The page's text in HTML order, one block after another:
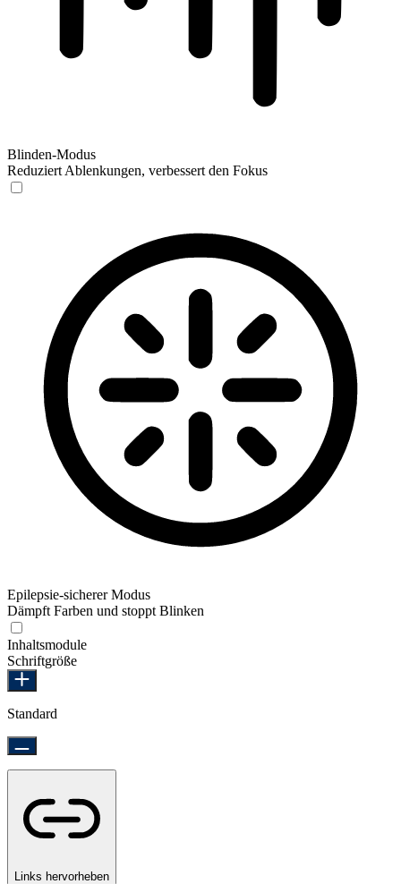
Blinden-Modus
Reduziert Ablenkungen, verbessert den Fokus
Epilepsie-sicherer Modus
Dämpft Farben und stoppt Blinken
Inhaltsmodule
Schriftgröße
Standard
Links hervorheben